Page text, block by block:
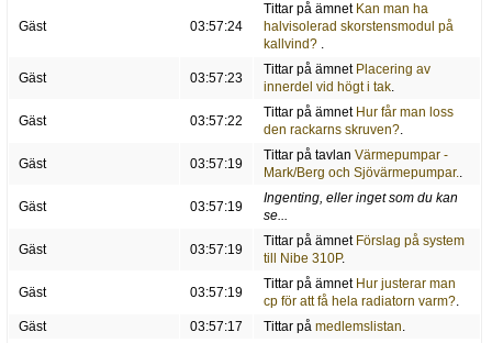
Gäst 03:57:24
Tittar på ämnet Kan man ha
halvisolerad skorstensmodul på
kallvind? .
Gäst 03:57:23
Tittar på ämnet Placering av
innerdel vid högt i tak.
Gäst 03:57:22
Tittar på ämnet Hur får man loss
den rackarns skruven?.
Gäst 03:57:19
Tittar på tavlan Värmepumpar -
Mark/Berg och Sjövärmepumpar..
Gäst 03:57:19
Ingenting, eller inget som du kan
se...
Gäst 03:57:19
Tittar på ämnet Förslag på system
till Nibe 310P.
Gäst 03:57:19
Tittar på ämnet Hur justerar man
cp för att få hela radiatorn varm?.
Gäst
03:57:17 Tittar på medlemslistan.